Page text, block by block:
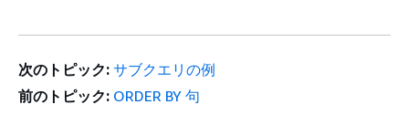
次のトピック: サブクエリの例
前のトピック: ORDER BY 句